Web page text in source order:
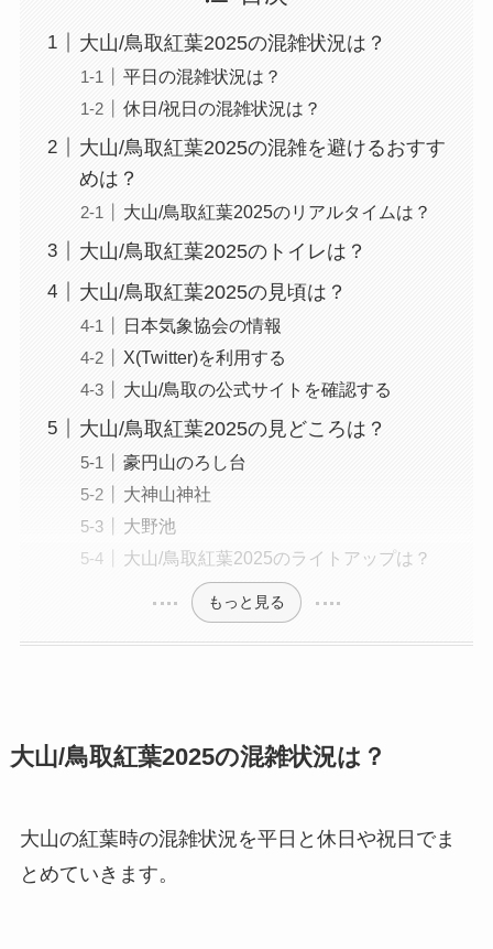
大山/鳥取紅葉2025の混雑状況は？
平日の混雑状況は？
休日/祝日の混雑状況は？
大山/鳥取紅葉2025の混雑を避けるおすす
めは？
大山/鳥取紅葉2025のリアルタイムは？
大山/鳥取紅葉2025のトイレは？
大山/鳥取紅葉2025の見頃は？
日本気象協会の情報
X(Twitter)を利用する
大山/鳥取の公式サイトを確認する
大山/鳥取紅葉2025の見どころは？
豪円山のろし台
大神山神社
大野池
大山/鳥取紅葉2025のライトアップは？
もっと見る
大山/鳥取紅葉2025の混雑状況は？
大山の紅葉時の混雑状況を平日と休日や祝日でま
とめていきます。